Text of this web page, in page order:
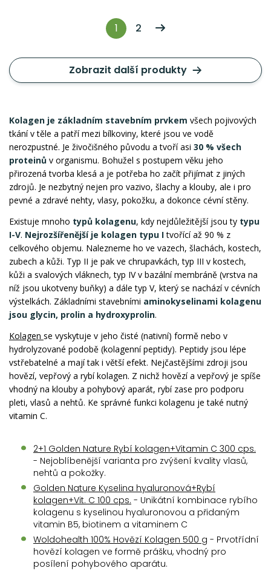
1 2
Zobrazit další produkty
Kolagen je základním stavebním prvkem všech pojivových
tkání v těle a patří mezi bílkoviny, které jsou ve vodě
nerozpustné. Je živočišného původu a tvoří asi 30 % všech
proteinů v organismu. Bohužel s postupem věku jeho
přirozená tvorba klesá a je potřeba ho začít přijímat z jiných
zdrojů. Je nezbytný nejen pro vazivo, šlachy a klouby, ale i pro
pevné a zdravé nehty, vlasy, pokožku, a dokonce cévní stěny.
Existuje mnoho typů kolagenu, kdy nejdůležitější jsou ty typu
I-V. Nejrozšířenější je kolagen typu Itvořící až 90 % z
celkového objemu. Nalezneme ho ve vazech, šlachách, kostech,
zubech a kůži. Typ II je pak ve chrupavkách, typ III v kostech,
kůži a svalových vláknech, typ IV v bazální membráně (vrstva na
níž jsou ukotveny buňky) a dále typ V, který se nachází v cévních
výstelkách. Základními stavebními aminokyselinami kolagenu
jsou glycin, prolin a hydroxyprolin.
Kolagen se vyskytuje v jeho čisté (nativní) formě nebo v
hydrolyzované podobě (kolagenní peptidy). Peptidy jsou lépe
vstřebatelné a mají tak i větší efekt. Nejčastějšími zdroji jsou
hovězí, vepřový a rybí kolagen. Z nichž hovězí a vepřový je spíše
vhodný na klouby a pohybový aparát, rybí zase pro podporu
pleti, vlasů a nehtů. Ke správné funkci kolagenu je také nutný
vitamin C.
2+1 Golden Nature Rybí kolagen+Vitamin C 300 cps.
- Nejoblíbenější varianta pro zvýšení kvality vlasů,
nehtů a pokožky.
Golden Nature Kyselina hyaluronová+Rybí
kolagen+Vit. C 100 cps. - Unikátní kombinace rybího
kolagenu s kyselinou hyaluronovou a přidaným
vitamin B5, biotinem a vitaminem C
Woldohealth 100% Hovězí Kolagen 500 g - Prvotřídní
hovězí kolagen ve formě prášku, vhodný pro
posílení pohybového aparátu.